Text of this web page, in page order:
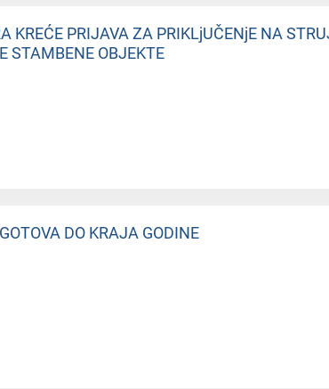
KREĆE PRIJAVA ZA PRIKLjUČENjE NA
STAMBENE OBJEKTE
DO KRAJA GODINE